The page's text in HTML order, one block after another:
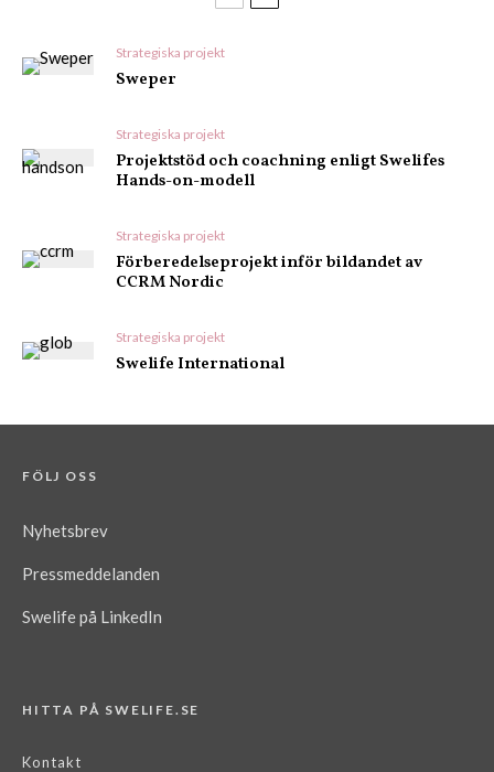
Strategiska projekt
Sweper
Strategiska projekt
Projektstöd och coachning enligt Swelifes
Hands-on-modell
Strategiska projekt
Förberedelseprojekt inför bildandet av
CCRM Nordic
Strategiska projekt
Swelife International
FÖLJ OSS
Nyhetsbrev
Pressmeddelanden
Swelife på LinkedIn
HITTA PÅ SWELIFE.SE
Kontakt